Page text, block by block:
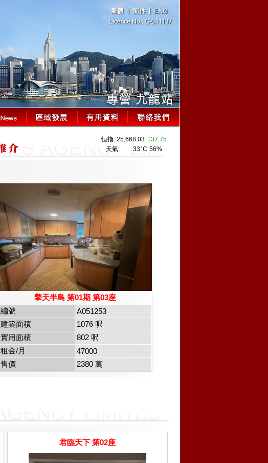
恒指: 25,668.03 137.75
天氣:
33°C 56%
擎天半島 第01期 第03座
編號
A051253
建築面積
1076 呎
實用面積
802 呎
租金/月
47000
售價
2380 萬
君臨天下 第02座